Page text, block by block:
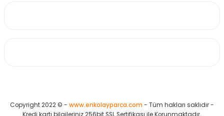
Copyright 2022 © - www.enkolayparca.com - Tüm hakları saklıdır -
Kredi kartı bilgileriniz 256bit SSL Sertifikası ile Korunmaktadır.